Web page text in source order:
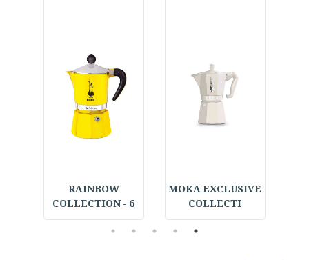
MOKA EXCLUSIVE
COLLECTI
RAINBOW
COLLECTION - 6
1
2
3
4
5